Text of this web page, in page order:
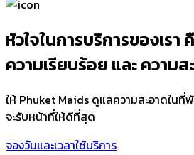
หัวใจในการบริการของเรา
ความเรียบร้อย และ ความส
ให้ Phuket Maids ดูแลความสะอาดในที่
จะรับหน้าที่ให้ดีที่สุด
จองวันและเวลาใช้บริการ